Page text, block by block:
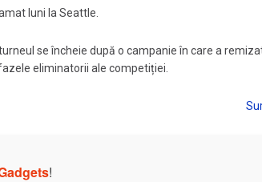
luni la Seattle.
se încheie după o campanie în care a
eliminatorii ale competiției.
!